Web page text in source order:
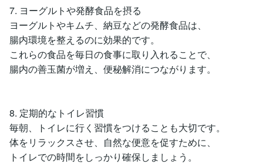
7. ヨーグルトや発酵食品を摂る
ヨーグルトやキムチ、納豆などの発酵食品は、
腸内環境を整えるのに効果的です。
これらの食品を毎日の食事に取り入れることで、
腸内の善玉菌が増え、便秘解消につながります。
8. 定期的なトイレ習慣
毎朝、トイレに行く習慣をつけることも大切です。
体をリラックスさせ、自然な便意を促すために、
トイレでの時間をしっかり確保しましょう。